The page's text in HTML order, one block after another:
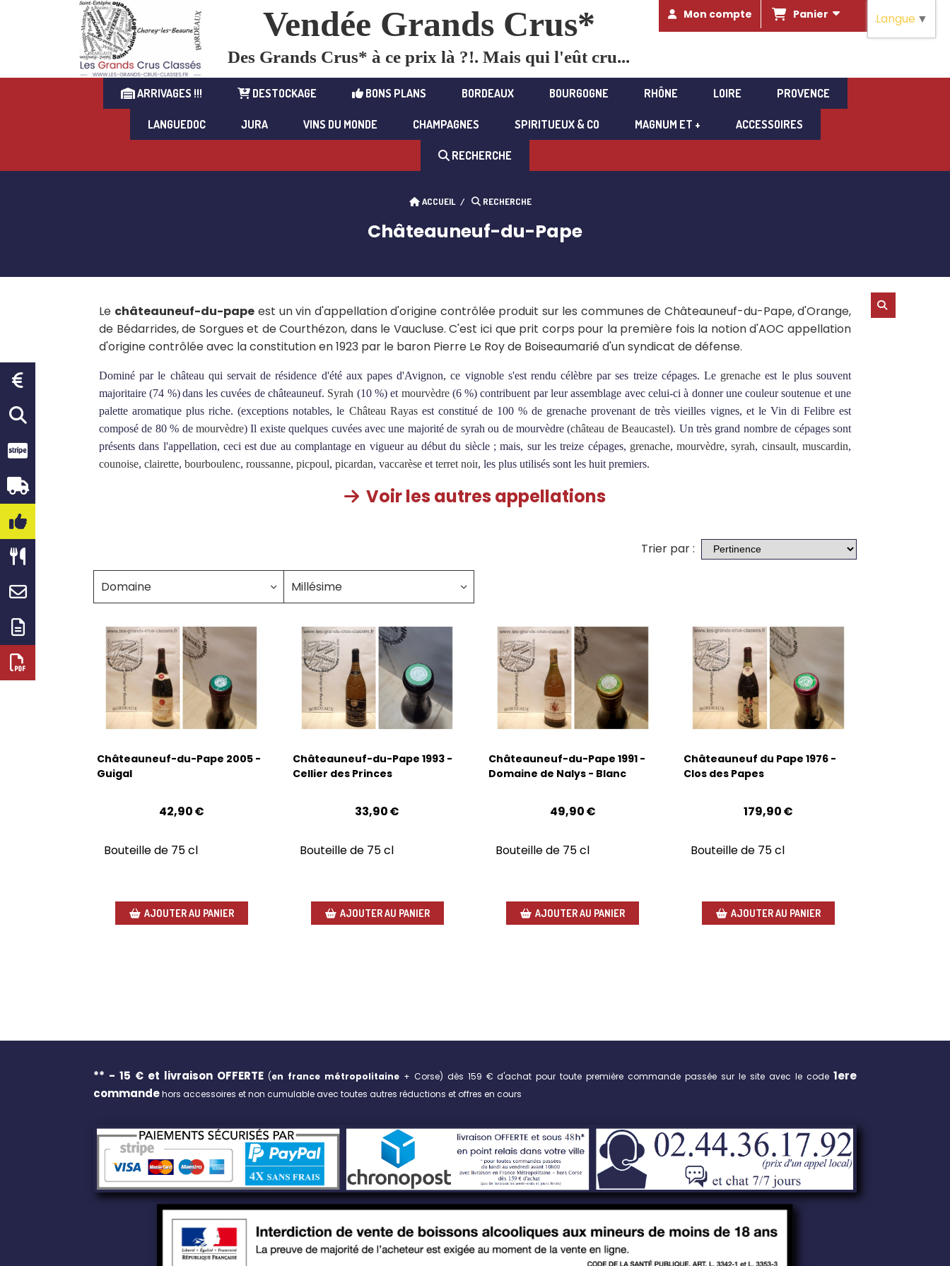
Vendée Grands Crus*
Des Grands Crus* à ce prix là ?!. Mais qui l'eût cru...
Mon compte Panier
ARRIVAGES !!! DESTOCKAGE BONS PLANS BORDEAUX BOURGOGNE RHÔNE LOIRE PROVENCE
LANGUEDOC JURA VINS DU MONDE CHAMPAGNES SPIRITUEUX & CO MAGNUM ET + ACCESSOIRES
RECHERCHE
ACCUEIL RECHERCHE
Châteauneuf-du-Pape
Le châteauneuf-du-pape est un vin d'appellation d'origine contrôlée produit sur les communes de Châteauneuf-du-Pape, d'Orange,
de Bédarrides, de Sorgues et de Courthézon, dans le Vaucluse. C'est ici que prit corps pour la première fois la notion d'AOC appellation
d'origine contrôlée avec la constitution en 1923 par le baron Pierre Le Roy de Boiseaumarié d'un syndicat de défense.
Dominé par le château qui servait de résidence d'été aux papes d'Avignon, ce vignoble s'est rendu célèbre par ses treize cépages. Le grenache est le plus souvent
majoritaire (74 %) dans les cuvées de châteauneuf. Syrah (10 %) et mourvèdre(6 %) contribuent par leur assemblage avec celui-ci à donner une couleur soutenue et une
palette aromatique plus riche. (exceptions notables, le Château Rayas est constitué de 100 % de grenache provenant de très vieilles vignes, et le Vin di Felibre est
composé de 80 % demourvèdre) Il existe quelques cuvées avec une majorité de syrah ou de mourvèdre (château de Beaucastel). Un très grand nombre de cépages sont
présents dans l'appellation, ceci est due au complantage en vigueur au début du siècle ; mais, sur les treize cépages, grenache,mourvèdre,syrah, cinsault,muscardin,
counoise, clairette, bourboulenc, roussanne, picpoul, picardan, vaccarèse et terret noir, les plus utilisés sont les huit premiers.
 Voir les autres appellations
Trier par :
Domaine Millésime
Châteauneuf-du-Pape 2005 -
Guigal
42,90€
Bouteille de 75 cl
AJOUTER AU PANIER
Châteauneuf-du-Pape 1993 -
Cellier des Princes
33,90€
Bouteille de 75 cl
AJOUTER AU PANIER
Châteauneuf-du-Pape 1991 -
Domaine de Nalys - Blanc
49,90€
Bouteille de 75 cl
AJOUTER AU PANIER
Châteauneuf du Pape 1976 -
Clos des Papes
179,90€
Bouteille de 75 cl
AJOUTER AU PANIER
** - 15 € et livraisonOFFERTE(en france métropolitaine+ Corse) dès 159 € d'achat pour toute première commande passée sur le site avec le code1ere
commandehors accessoires et non cumulable avec toutes autres réductions et offres en cours
Langue ▼